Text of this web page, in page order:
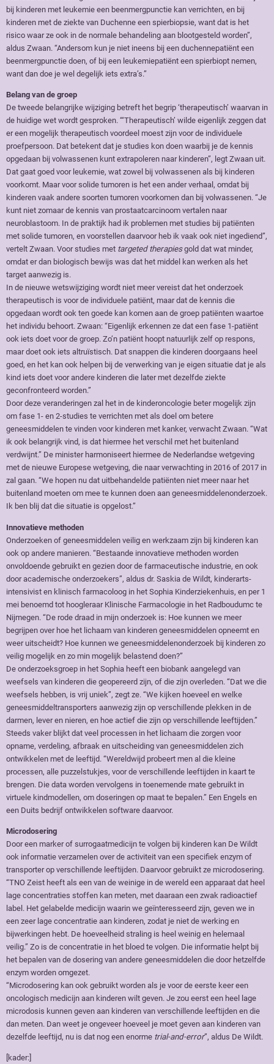
bij kinderen met leukemie een beenmergpunctie kan verrichten, en bij
kinderen met de ziekte van Duchenne een spierbiopsie, want dat is het
risico waar ze ook in de normale behandeling aan blootgesteld worden”,
aldus Zwaan. “Andersom kun je niet ineens bij een duchennepatiënt een
beenmergpunctie doen, of bij een leukemiepatiënt een spierbiopt nemen,
want dan doe je wel degelijk iets extra’s.”
Belang van de groep
De tweede belangrijke wijziging betreft het begrip ‘therapeutisch’ waarvan in
de huidige wet wordt gesproken. “‘Therapeutisch’ wilde eigenlijk zeggen dat
er een mogelijk therapeutisch voordeel moest zijn voor de individuele
proefpersoon. Dat betekent dat je studies kon doen waarbij je de kennis
opgedaan bij volwassenen kunt extrapoleren naar kinderen”, legt Zwaan uit.
Dat gaat goed voor leukemie, wat zowel bij volwassenen als bij kinderen
voorkomt. Maar voor solide tumoren is het een ander verhaal, omdat bij
kinderen vaak andere soorten tumoren voorkomen dan bij volwassenen. “Je
kunt niet zomaar de kennis van prostaatcarcinoom vertalen naar
neuroblastoom. In de praktijk had ik problemen met studies bij patiënten
met solide tumoren, en voorstellen daarvoor heb ik vaak ook niet ingediend”,
vertelt Zwaan. Voor studies met targeted therapiesgold dat wat minder,
omdat er dan biologisch bewijs was dat het middel kan werken als het
target aanwezig is.
In de nieuwe wetswijziging wordt niet meer vereist dat het onderzoek
therapeutisch is voor de individuele patiënt, maar dat de kennis die
opgedaan wordt ook ten goede kan komen aan de groep patiënten waartoe
het individu behoort. Zwaan: “Eigenlijk erkennen ze dat een fase 1-patiënt
ook iets doet voor de groep. Zo’n patiënt hoopt natuurlijk zelf op respons,
maar doet ook iets altruïstisch. Dat snappen die kinderen doorgaans heel
goed, en het kan ook helpen bij de verwerking van je eigen situatie dat je als
kind iets doet voor andere kinderen die later met dezelfde ziekte
geconfronteerd worden.”
Door deze veranderingen zal het in de kinderoncologie beter mogelijk zijn
om fase 1- en 2-studies te verrichten met als doel om betere
geneesmiddelen te vinden voor kinderen met kanker, verwacht Zwaan. “Wat
ik ook belangrijk vind, is dat hiermee het verschil met het buitenland
verdwijnt.” De minister harmoniseert hiermee de Nederlandse wetgeving
met de nieuwe Europese wetgeving, die naar verwachting in 2016 of 2017 in
zal gaan. “We hopen nu dat uitbehandelde patiënten niet meer naar het
buitenland moeten om mee te kunnen doen aan geneesmiddelenonderzoek.
Ik ben blij dat die situatie is opgelost.”
Innovatieve methoden
Onderzoeken of geneesmiddelen veilig en werkzaam zijn bij kinderen kan
ook op andere manieren. “Bestaande innovatieve methoden worden
onvoldoende gebruikt en gezien door de farmaceutische industrie, en ook
door academische onderzoekers”, aldus dr. Saskia de Wildt, kinderarts-
intensivist en klinisch farmacoloog in het Sophia Kinderziekenhuis, en per 1
mei benoemd tot hoogleraar Klinische Farmacologie in het Radboudumc te
Nijmegen. “De rode draad in mijn onderzoek is: Hoe kunnen we meer
begrijpen over hoe het lichaam van kinderen geneesmiddelen opneemt en
weer uitscheidt? Hoe kunnen we geneesmiddelenonderzoek bij kinderen zo
veilig mogelijk en zo min mogelijk belastend doen?”
De onderzoeksgroep in het Sophia heeft een biobank aangelegd van
weefsels van kinderen die geopereerd zijn, of die zijn overleden. “Dat we die
weefsels hebben, is vrij uniek”, zegt ze. “We kijken hoeveel en welke
geneesmiddeltransporters aanwezig zijn op verschillende plekken in de
darmen, lever en nieren, en hoe actief die zijn op verschillende leeftijden.”
Steeds vaker blijkt dat veel processen in het lichaam die zorgen voor
opname, verdeling, afbraak en uitscheiding van geneesmiddelen zich
ontwikkelen met de leeftijd. “Wereldwijd probeert men al die kleine
processen, alle puzzelstukjes, voor de verschillende leeftijden in kaart te
brengen. Die data worden vervolgens in toenemende mate gebruikt in
virtuele kindmodellen, om doseringen op maat te bepalen.” Een Engels en
een Duits bedrijf ontwikkelen software daarvoor.
Microdosering
Door een marker of surrogaatmedicijn te volgen bij kinderen kan De Wildt
ook informatie verzamelen over de activiteit van een specifiek enzym of
transporter op verschillende leeftijden. Daarvoor gebruikt ze microdosering.
“TNO Zeist heeft als een van de weinige in de wereld een apparaat dat heel
lage concentraties stoffen kan meten, met daaraan een zwak radioactief
label. Het gelabelde medicijn waarin we geïnteresseerd zijn, geven we in
een zeer lage concentratie aan kinderen, zodat je niet de werking en
bijwerkingen hebt. De hoeveelheid straling is heel weinig en helemaal
veilig.” Zo is de concentratie in het bloed te volgen. Die informatie helpt bij
het bepalen van de dosering van andere geneesmiddelen die door hetzelfde
enzym worden omgezet.
“Microdosering kan ook gebruikt worden als je voor de eerste keer een
oncologisch medicijn aan kinderen wilt geven. Je zou eerst een heel lage
microdosis kunnen geven aan kinderen van verschillende leeftijden en die
dan meten. Dan weet je ongeveer hoeveel je moet geven aan kinderen van
dezelfde leeftijd, nu is dat nog een enorme trial-and-error”, aldus De Wildt.
[kader:]